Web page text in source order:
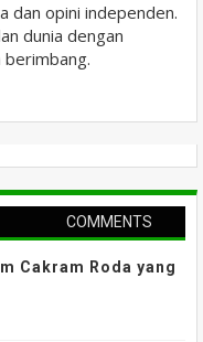
dan opini independen.
dunia dengan
COMMENTS
Cakram Roda yang